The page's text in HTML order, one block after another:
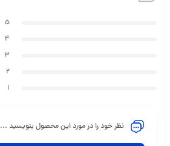
5
4
3
2
1
نظر خود را در مورد این محصول بنویسید ...